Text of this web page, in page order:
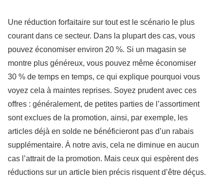
Une réduction forfaitaire sur tout est le scénario le plus
courant dans ce secteur. Dans la plupart des cas, vous
pouvez économiser environ 20 %. Si un magasin se
montre plus généreux, vous pouvez même économiser
30 % de temps en temps, ce qui explique pourquoi vous
voyez cela à maintes reprises. Soyez prudent avec ces
offres : généralement, de petites parties de l’assortiment
sont exclues de la promotion, ainsi, par exemple, les
articles déjà en solde ne bénéficieront pas d’un rabais
supplémentaire. À notre avis, cela ne diminue en aucun
cas l’attrait de la promotion. Mais ceux qui espèrent des
réductions sur un article bien précis risquent d’être déçus.